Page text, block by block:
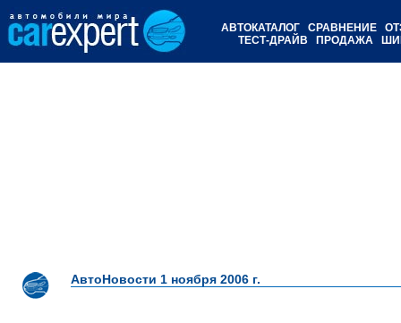
АВТОКАТАЛОГ СРАВНЕНИЕ
ТЕСТ-ДРАЙВ
ПРОДАЖА
АвтоНовости 1 ноября 2006 г.